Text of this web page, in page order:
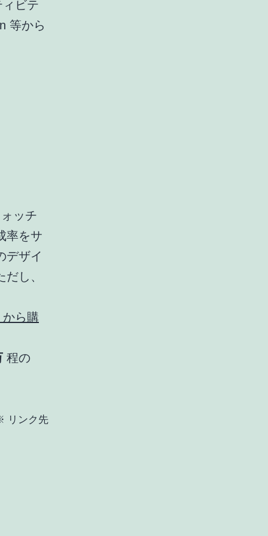
ビテ
等から
ッチ
率をサ
デザイ
し、
ら購
程の
リンク先